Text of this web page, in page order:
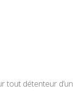
tout détenteur